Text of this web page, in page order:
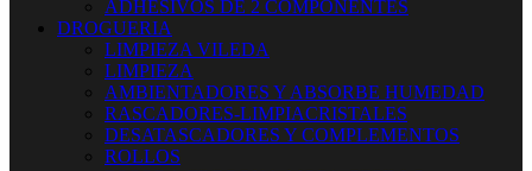
ADHESIVOS DE 2 COMPONENTES
DROGUERIA
LIMPIEZA VILEDA
LIMPIEZA
AMBIENTADORES Y ABSORBE HUMEDAD
RASCADORES-LIMPIACRISTALES
DESATASCADORES Y COMPLEMENTOS
ROLLOS